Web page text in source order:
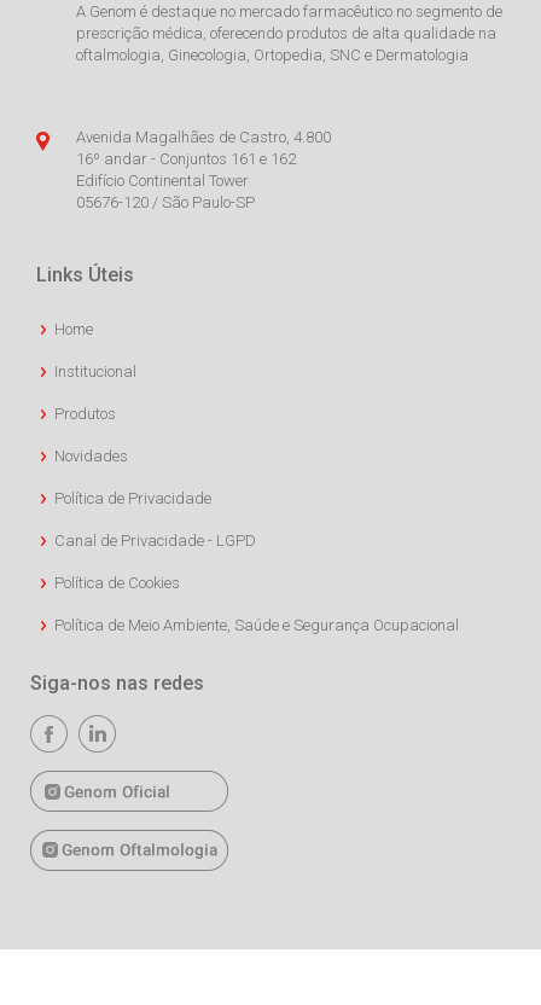
A Genom é destaque no mercado farmacêutico no segmento de
prescrição médica, oferecendo produtos de alta qualidade na
oftalmologia, Ginecologia, Ortopedia, SNC e Dermatologia
Avenida Magalhães de Castro, 4.800
16º andar - Conjuntos 161 e 162
Edifício Continental Tower
05676-120 / São Paulo-SP
Links Úteis
Home
Institucional
Produtos
Novidades
Política de Privacidade
Canal de Privacidade - LGPD
Política de Cookies
Política de Meio Ambiente, Saúde e Segurança Ocupacional
Siga-nos nas redes